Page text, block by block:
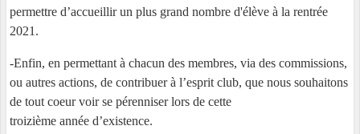
permettre d’accueillir un plus grand nombre d'élève à la rentrée
2021.
-Enfin, en permettant à chacun des membres, via des commissions,
ou autres actions, de contribuer à l’esprit club, que nous souhaitons
de tout coeur voir se pérenniser lors de cette
troizième année d’existence.